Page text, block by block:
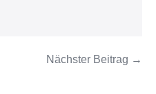
Nächster Beitrag →